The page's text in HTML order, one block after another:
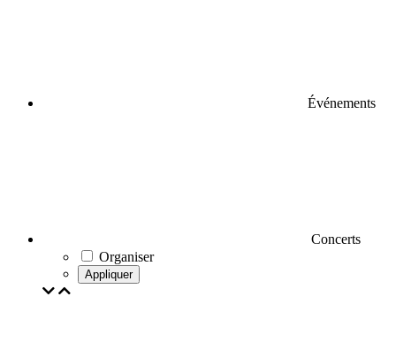
Événements
Concerts
Organiser
Appliquer